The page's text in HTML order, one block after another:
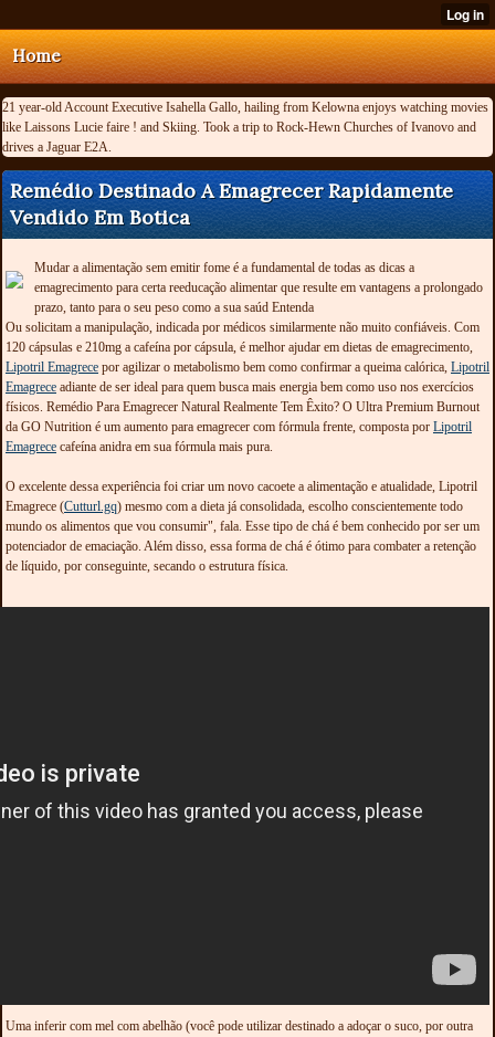
Home
21 year-old Account Executive Isahella Gallo, hailing from Kelowna enjoys watching movies
like Laissons Lucie faire ! and Skiing. Took a trip to Rock-Hewn Churches of Ivanovo and
drives a Jaguar E2A.
Remédio Destinado A Emagrecer Rapidamente
Vendido Em Botica
Mudar a alimentação sem emitir fome é a fundamental de todas as dicas a
emagrecimento para certa reeducação alimentar que resulte em vantagens a prolongado
prazo, tanto para o seu peso como a sua saúd Entenda
Ou solicitam a manipulação, indicada por médicos similarmente não muito confiáveis. Com
120 cápsulas e 210mg a cafeína por cápsula, é melhor ajudar em dietas de emagrecimento,
Lipotril Emagrece por agilizar o metabolismo bem como confirmar a queima calórica, Lipotril
Emagrece adiante de ser ideal para quem busca mais energia bem como uso nos exercícios
físicos. Remédio Para Emagrecer Natural Realmente Tem Êxito? O Ultra Premium Burnout
da GO Nutrition é um aumento para emagrecer com fórmula frente, composta por Lipotril
Emagrece cafeína anidra em sua fórmula mais pura.
O excelente dessa experiência foi criar um novo cacoete a alimentação e atualidade, Lipotril
Emagrece (Cutturl.gq) mesmo com a dieta já consolidada, escolho conscientemente todo
mundo os alimentos que vou consumir", fala. Esse tipo de chá é bem conhecido por ser um
potenciador de emaciação. Além disso, essa forma de chá é ótimo para combater a retenção
de líquido, por conseguinte, secando o estrutura física.
Uma inferir com mel com abelhão (você pode utilizar destinado a adoçar o suco, por outra